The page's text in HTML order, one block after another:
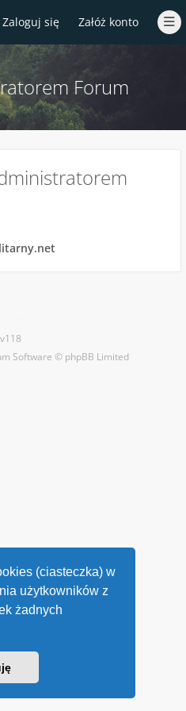
(ciasteczka) w
użytkowników z
żadnych
Zaloguj się Załóż konto
Forum
v118
Software © phpBB Limited